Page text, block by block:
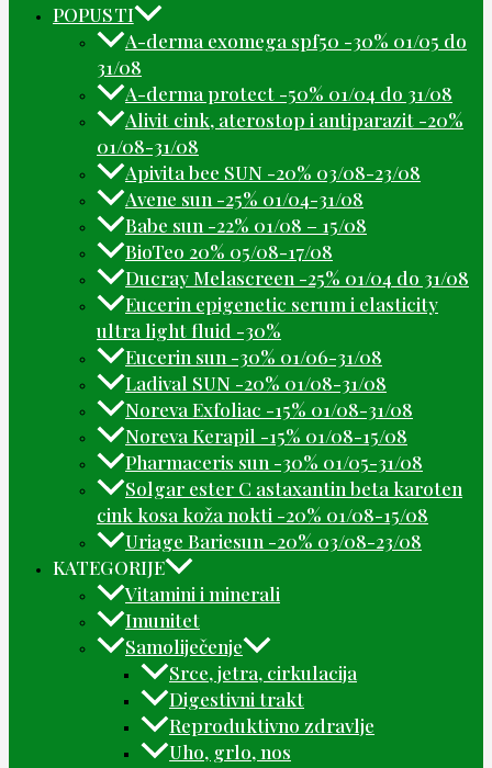
POPUSTI
A-derma exomega spf50 -30% 01/05 do
31/08
A-derma protect -50% 01/04 do 31/08
Alivit cink, aterostop i antiparazit -20%
01/08-31/08
Apivita bee SUN -20% 03/08-23/08
Avene sun -25% 01/04-31/08
Babe sun -22% 01/08 – 15/08
BioTeo 20% 05/08-17/08
Ducray Melascreen -25% 01/04 do 31/08
Eucerin epigenetic serum i elasticity
ultra light fluid -30%
Eucerin sun -30% 01/06-31/08
Ladival SUN -20% 01/08-31/08
Noreva Exfoliac -15% 01/08-31/08
Noreva Kerapil -15% 01/08-15/08
Pharmaceris sun -30% 01/05-31/08
Solgar ester C astaxantin beta karoten
cink kosa koža nokti -20% 01/08-15/08
Uriage Bariesun -20% 03/08-23/08
KATEGORIJE
Vitamini i minerali
Imunitet
Samoliječenje
Srce, jetra, cirkulacija
Digestivni trakt
Reproduktivno zdravlje
Uho, grlo, nos